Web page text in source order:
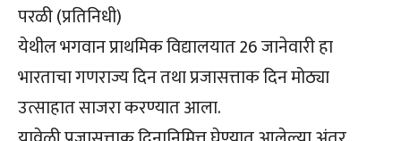
परळी (प्रतिनिधी)
येथील भगवान प्राथमिक विद्यालयात 26 जानेवारी हा
भारताचा गणराज्य दिन तथा प्रजासत्ताक दिन मोठ्या
उत्साहात साजरा करण्यात आला.